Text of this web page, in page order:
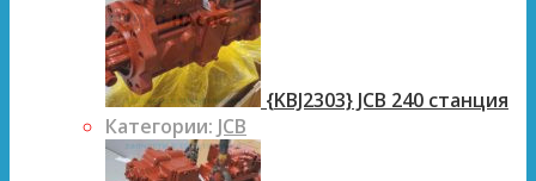
{KBJ2303} JCB 240 станция
Категории: JCB